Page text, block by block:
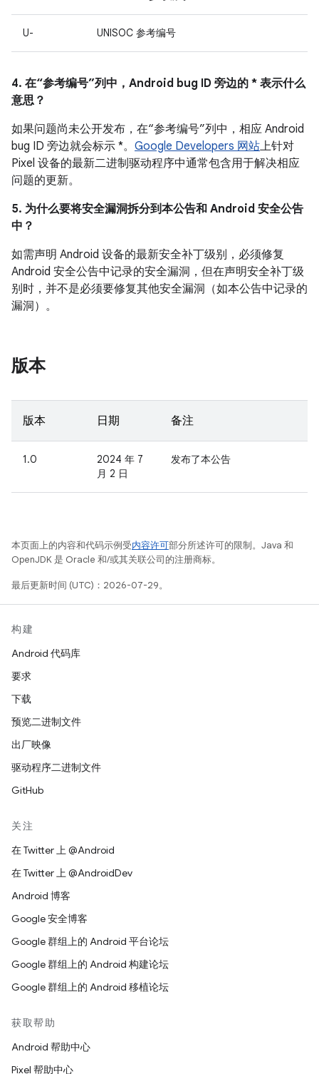
U- UNISOC 参考编号
4. 在“参考编号”列中，Android bug ID 旁边的 * 表示什么
意思？
如果问题尚未公开发布，在“参考编号”列中，相应 Android
bug ID 旁边就会标示 *。 Google Developers 网站上针对
Pixel 设备的最新二进制驱动程序中通常包含用于解决相应
问题的更新。
5. 为什么要将安全漏洞拆分到本公告和 Android 安全公告
中？
如需声明 Android 设备的最新安全补丁级别，必须修复
Android 安全公告中记录的安全漏洞，但在声明安全补丁级
别时，并不是必须要修复其他安全漏洞（如本公告中记录的
漏洞）。
版本
版本 日期 备注
1.0
2024 年 7
月 2 日
发布了本公告
本页面上的内容和代码示例受内容许可部分所述许可的限制。Java 和
OpenJDK 是 Oracle 和/或其关联公司的注册商标。
最后更新时间 (UTC)：2026-07-29。
构建
Android 代码库
要求
下载
预览二进制文件
出厂映像
驱动程序二进制文件
GitHub
关注
在 Twitter 上 @Android
在 Twitter 上 @AndroidDev
Android 博客
Google 安全博客
Google 群组上的 Android 平台论坛
Google 群组上的 Android 构建论坛
Google 群组上的 Android 移植论坛
获取帮助
Android 帮助中心
Pixel 帮助中心